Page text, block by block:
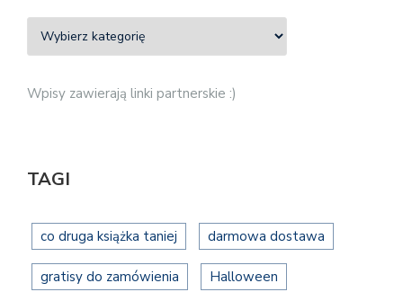
Wpisy zawierają linki partnerskie :)
TAGI
co druga książka taniej darmowa dostawa
gratisy do zamówienia Halloween